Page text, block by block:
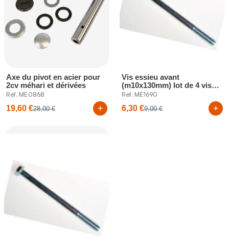
Axe du pivot en acier pour
2cv méhari et dérivées
Réf. ME0868
19,60 €28,00 € +
Vis essieu avant
(m10x130mm) lot de 4 vis
pour mehari 2cv...
Réf. ME1690
6,30 €9,00 € +